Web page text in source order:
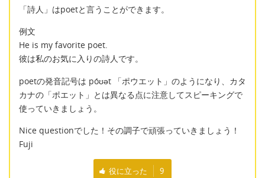
「詩人」はpoetと言うことができます。
例文
He is my favorite poet.
彼は私のお気に入りの詩人です。
poetの発音記号は póʊət 「ポウエット」のようになり、カタ
カナの「ポエット」とは異なる点に注意してスピーキングで
使っていきましょう。
Nice questionでした！その調子で頑張っていきましょう！
Fuji
役に立った 9